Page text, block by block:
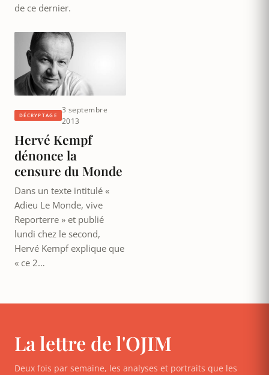
de ce dernier.
DÉCRYPTAGE
3 septembre
2013
Hervé Kempf
dénonce la
censure du Monde
Dans un texte intitulé «
Adieu Le Monde, vive
Reporterre » et publié
lundi chez le second,
Hervé Kempf explique que
« ce 2…
La lettre de l'OJIM
Deux fois par semaine, les analyses et portraits que les